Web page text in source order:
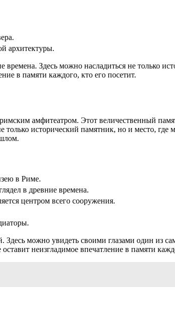
архитектуры.
Здесь можно насладиться не только
в памяти каждого, кто его посетит.
амфитеатром. Этот величественный
исторический памятник, но и место, где
в Риме.
в древние времена.
центром всего сооружения.
Здесь можно увидеть своими глазами один из
неизгладимое впечатление в памяти